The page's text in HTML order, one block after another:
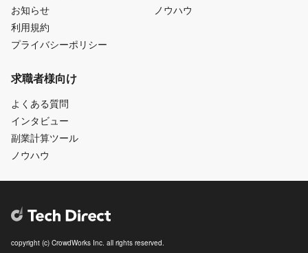
お知らせ
利用規約
プライバシーポリシー
ノウハウ
求職者様向け
よくある質問
インタビュー
副業計算ツール
ノウハウ
copyright (c) CrowdWorks Inc. all rights reserved.